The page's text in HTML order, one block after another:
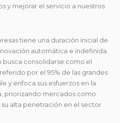
y mejorar el servicio a nuestros
tiene una duración inicial de
automática e indefinida.
busca consolidarse como el
por el 95% de las grandes
y enfoca sus esfuerzos en la
priorizando mercados como
alta penetración en el sector